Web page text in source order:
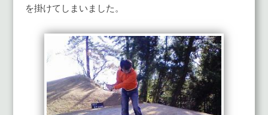
を掛けてしまいました。